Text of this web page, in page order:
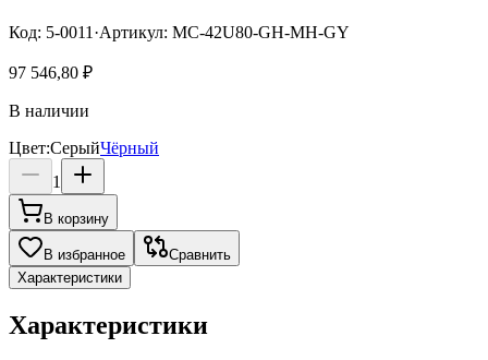
Код: 5-0011 ·Артикул: MC-42U80-GH-MH-GY
97 546,80 ₽
В наличии
Цвет:СерыйЧёрный
1
В корзину
В избранное
Сравнить
Характеристики
Характеристики